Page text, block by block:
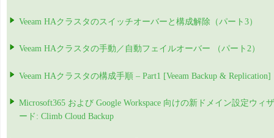
Veeam HAクラスタのスイッチオーバーと構成解除（パート3）
Veeam HAクラスタの手動／自動フェイルオーバー （パート2）
Veeam HAクラスタの構成手順 – Part1 [Veeam Backup & Replication]
Microsoft365 および Google Workspace 向けの新ドメイン設定ウィザ
ード: Climb Cloud Backup